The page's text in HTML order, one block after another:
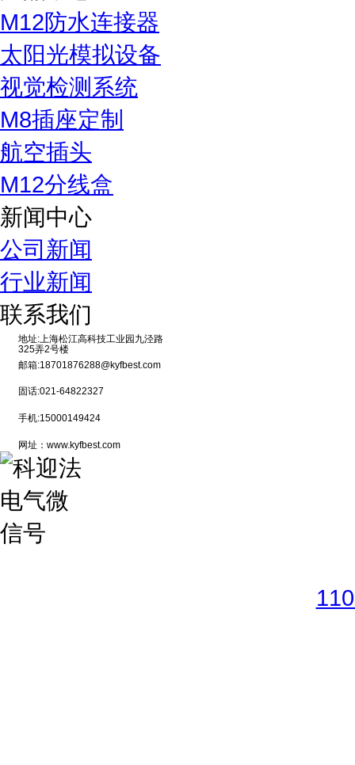
M12防水连接器
太阳光模拟设备
视觉检测系统
M8插座定制
航空插头
M12分线盒
新闻中心
公司新闻
行业新闻
联系我们
地址:上海松江高科技工业园九泾路
325弄2号楼
邮箱:18701876288@kyfbest.com
固话:021-64822327
手机:15000149424
网址：www.kyfbest.com